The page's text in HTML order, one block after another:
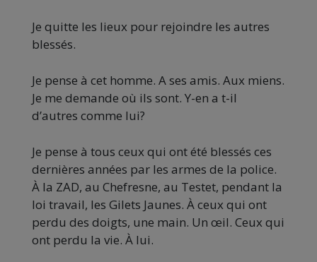
Je quitte les lieux pour rejoindre les autres
blessés.
Je pense à cet homme. A ses amis. Aux miens.
Je me demande où ils sont. Y-en a t-il
d’autres comme lui?
Je pense à tous ceux qui ont été blessés ces
dernières années par les armes de la police.
À la ZAD, au Chefresne, au Testet, pendant la
loi travail, les Gilets Jaunes. À ceux qui ont
perdu des doigts, une main. Un œil. Ceux qui
ont perdu la vie. À lui.